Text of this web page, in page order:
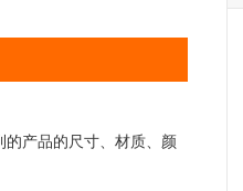
产品的尺寸、材质、颜